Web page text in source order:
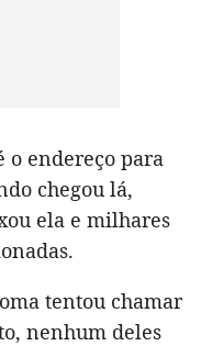
o endereço para
chegou lá,
ela e milhares
tentou chamar
nenhum deles